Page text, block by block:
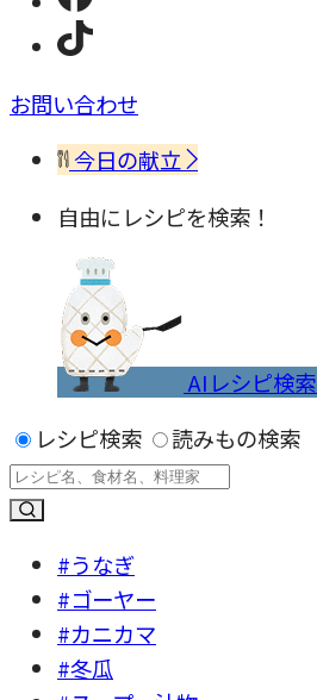
お問い合わせ
今日の献立
自由にレシピを検索！
AIレシピ検索
レシピ検索
読みもの検索
#うなぎ
#ゴーヤー
#カニカマ
#冬瓜